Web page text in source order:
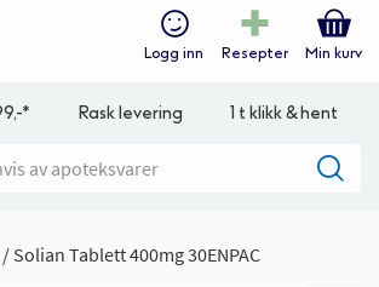
Logg inn Resepter Min kurv
* Rask levering 1 t klikk & hent
Solian Tablett 400mg 30ENPAC